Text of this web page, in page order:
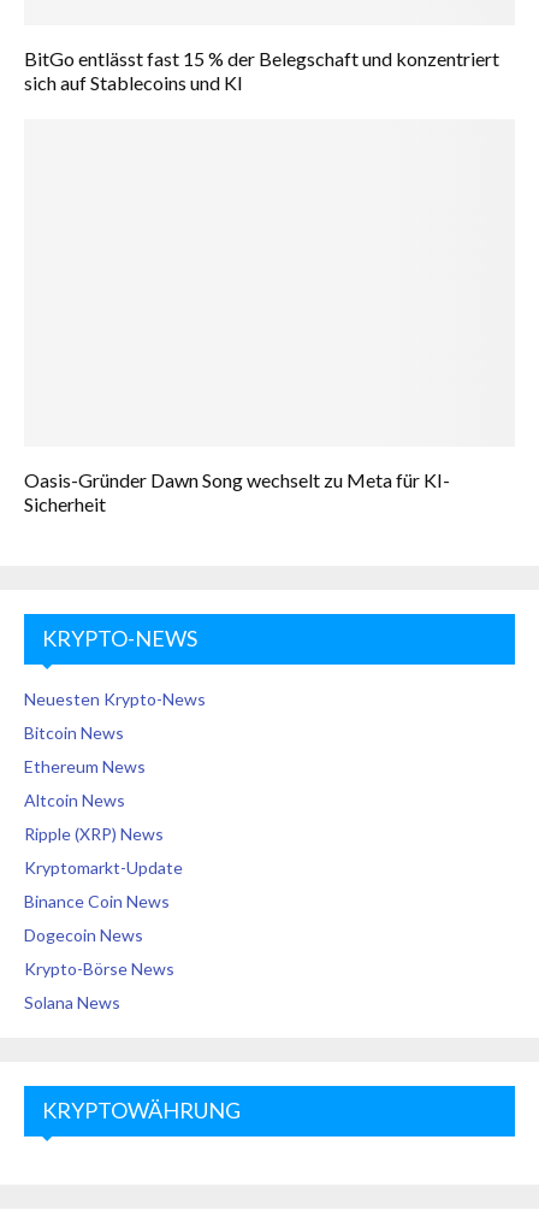
BitGo entlässt fast 15 % der Belegschaft und konzentriert
sich auf Stablecoins und KI
Oasis-Gründer Dawn Song wechselt zu Meta für KI-
Sicherheit
KRYPTO-NEWS
Neuesten Krypto-News
Bitcoin News
Ethereum News
Altcoin News
Ripple (XRP) News
Kryptomarkt-Update
Binance Coin News
Dogecoin News
Krypto-Börse News
Solana News
KRYPTOWÄHRUNG